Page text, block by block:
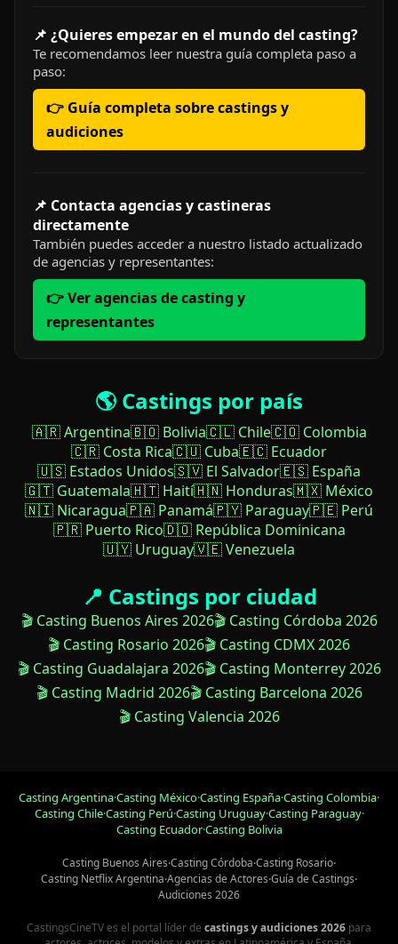
📌 ¿Quieres empezar en el mundo del casting?
Te recomendamos leer nuestra guía completa paso a
paso:
👉 Guía completa sobre castings y
audiciones
📌 Contacta agencias y castineras
directamente
También puedes acceder a nuestro listado actualizado
de agencias y representantes:
👉 Ver agencias de casting y
representantes
🌎 Castings por país
🇦🇷 Argentina🇧🇴 Bolivia🇨🇱 Chile🇨🇴 Colombia
🇨🇷 Costa Rica🇨🇺 Cuba🇪🇨 Ecuador
🇺🇸 Estados Unidos🇸🇻 El Salvador🇪🇸 España
🇬🇹 Guatemala🇭🇹 Haití🇭🇳 Honduras🇲🇽 México
🇳🇮 Nicaragua🇵🇦 Panamá🇵🇾 Paraguay🇵🇪 Perú
🇵🇷 Puerto Rico🇩🇴 República Dominicana
🇺🇾 Uruguay🇻🇪 Venezuela
📍 Castings por ciudad
🎬 Casting Buenos Aires 2026🎬 Casting Córdoba 2026
🎬 Casting Rosario 2026🎬 Casting CDMX 2026
🎬 Casting Guadalajara 2026🎬 Casting Monterrey 2026
🎬 Casting Madrid 2026🎬 Casting Barcelona 2026
🎬 Casting Valencia 2026
Casting Argentina·Casting México·Casting España·Casting Colombia·
Casting Chile·Casting Perú·Casting Uruguay·Casting Paraguay·
Casting Ecuador·Casting Bolivia
Casting Buenos Aires·Casting Córdoba·Casting Rosario·
Casting Netflix Argentina·Agencias de Actores·Guía de Castings·
Audiciones 2026
CastingsCineTV es el portal líder de castings y audiciones 2026 para